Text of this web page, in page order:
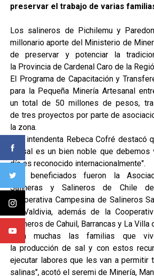
preservar el trabajo de varias
Los salineros de Pichilemu y
millonario aporte del Ministerio de
de preservar y potenciar la
la Provincia de Cardenal Caro de la
El Programa de Capacitación y
para la Pequeña Minería Artesanal
un total de 50 millones de pesos,
de tres proyectos por parte de
la zona.
La intendenta Rebeca Cofré destacó
de sal es un bien noble que debemos
día es reconocido internacionalmente".
Los beneficiados fueron la
Salineras y Salineros de Chile
Cooperativa Campesina de Salineros
Lo Valdivia, además de la
Salineros de Cahuil, Barrancas y La Villa
"Son muchas las familias que
la producción de sal y con estos
ejecutar labores que les van a permitir
salinas", acotó el seremi de Minería,